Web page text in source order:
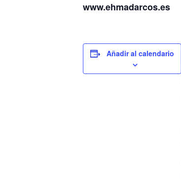
www.ehmadarcos.es
Añadir al calendario